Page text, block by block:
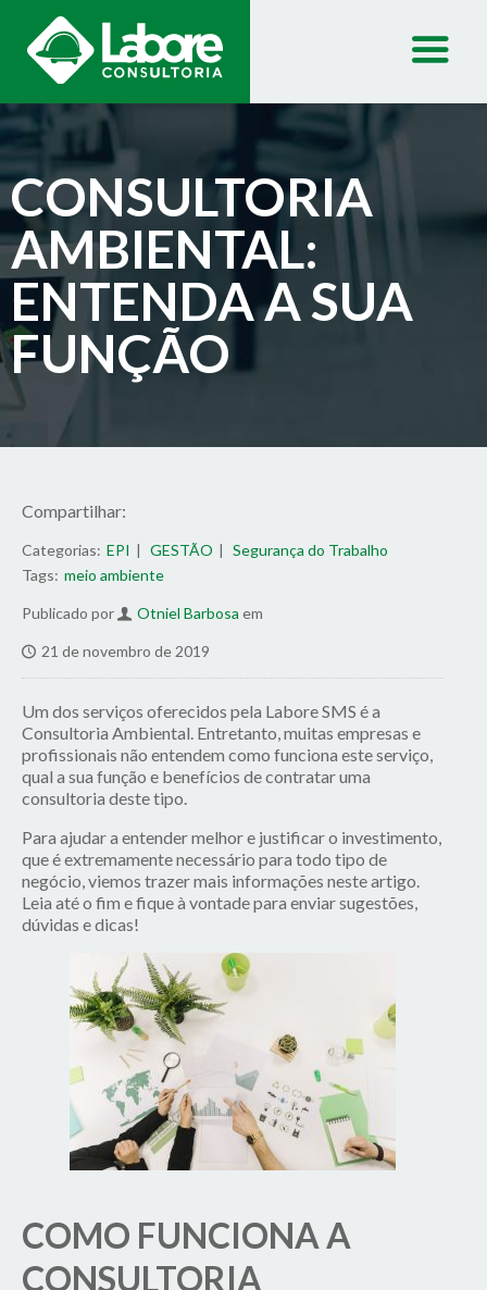
CONSULTORIA
AMBIENTAL:
ENTENDA A SUA
FUNÇÃO
Compartilhar:
Categorias: EPI GESTÃO
Segurança do Trabalho
Tags: meio ambiente
Publicado por Otniel Barbosa em
21 de novembro de 2019
Um dos serviços oferecidos pela Labore SMS é a
Consultoria Ambiental. Entretanto, muitas empresas e
profissionais não entendem como funciona este serviço,
qual a sua função e benefícios de contratar uma
consultoria deste tipo.
Para ajudar a entender melhor e justificar o investimento,
que é extremamente necessário para todo tipo de
negócio, viemos trazer mais informações neste artigo.
Leia até o fim e fique à vontade para enviar sugestões,
dúvidas e dicas!
COMO FUNCIONA A
CONSULTORIA